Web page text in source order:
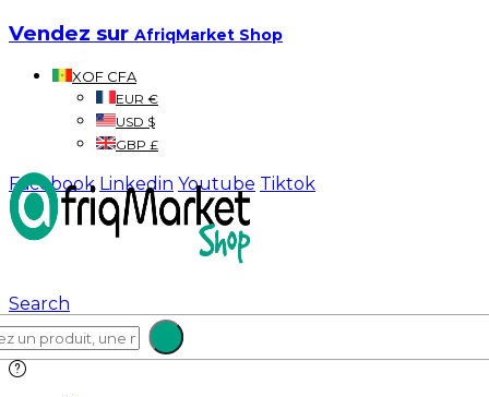
Vendez sur AfriqMarket Shop
XOF CFA
EUR €
USD $
GBP £
Facebook Linkedin Youtube Tiktok
Search